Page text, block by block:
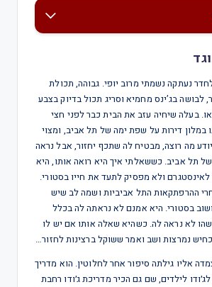
נעתקה נשמתי מרוב יופי. גבוהה, תכולת
לבושה בג’ינס מחמיא וסריג תכול בדיוק בצבע
בעלה שיחיה עזב את הבית כבר לפני חצי
במלון דירות על שפת ימה של תל אביב, ומצוי
גיל 45, לא יודע מה רוצה, מבטיח לה שתכף יחזור, אבל נראה
תל אביב. כששאלתי איך היא רואה אותו, היא
ולא מפסיק לתעד את חייו בסטורי.
ההרפתקאות התל אביביות ושמה לב שיש
בסטורי. היא אמנם לא נראתה לה בכלל
לא נראה לה. כשהיא שאלה אותו אם יש לו
נמרצות ושב ואמר ששוקל ברצינות לחזור…
אליו גילתה סיפור אחר לחלוטין. הוא מדריך
לילדים, שם גם הכיר מדריכת ג׳ודו רחבת